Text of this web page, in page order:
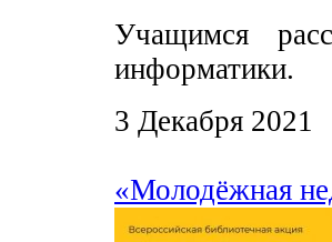
Учащимся
информатики.
3 Декабря 2021
«Молодёжная